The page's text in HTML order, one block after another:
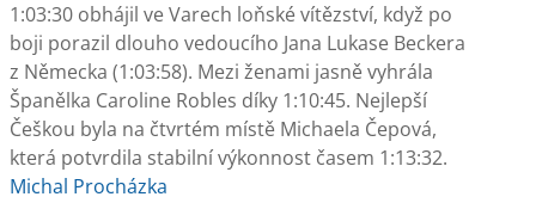
1:03:30 obhájil ve Varech loňské vítězství, když po
boji porazil dlouho vedoucího Jana Lukase Beckera
z Německa (1:03:58). Mezi ženami jasně vyhrála
Španělka Caroline Robles díky 1:10:45. Nejlepší
Češkou byla na čtvrtém místě Michaela Čepová,
která potvrdila stabilní výkonnost časem 1:13:32.
Michal Procházka